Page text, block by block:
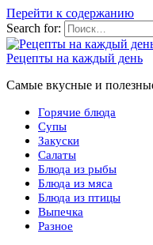
Перейти к содержанию
Search for:
Рецепты на каждый день
Самые вкусные и
Горячие блюда
Супы
Закуски
Салаты
Блюда из рыбы
Блюда из мяса
Блюда из птицы
Выпечка
Разное